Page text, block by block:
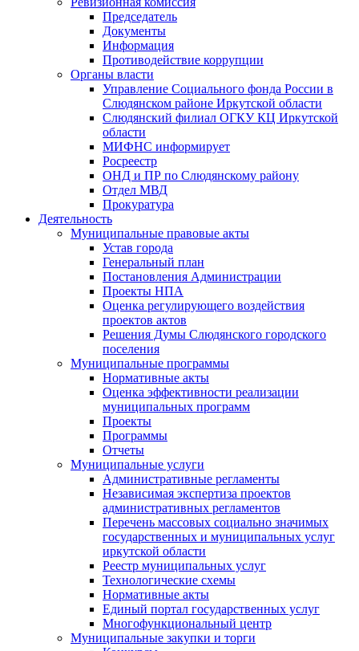
Председатель
Документы
Информация
Противодействие коррупции
Органы власти
Управление Социального фонда России в
Слюдянском районе Иркутской области
Слюдянский филиал ОГКУ КЦ Иркутской
области
МИФНС информирует
Росреестр
ОНД и ПР по Слюдянскому району
Отдел МВД
Прокуратура
Деятельность
Муниципальные правовые акты
Устав города
Генеральный план
Постановления Администрации
Проекты НПА
Оценка регулирующего воздействия
проектов актов
Решения Думы Слюдянского городского
поселения
Муниципальные программы
Нормативные акты
Оценка эффективности реализации
муниципальных программ
Проекты
Программы
Отчеты
Муниципальные услуги
Административные регламенты
Независимая экспертиза проектов
административных регламентов
Перечень массовых социально значимых
государственных и муниципальных услуг
иркутской области
Реестр муниципальных услуг
Технологические схемы
Нормативные акты
Единый портал государственных услуг
Многофункциональный центр
Муниципальные закупки и торги